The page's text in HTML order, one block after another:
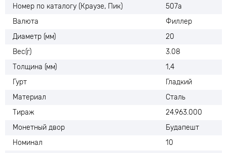
Номер по каталогу (Краузе, Пик)
507а
Валюта
Филлер
Диаметр (мм)
20
Вес(г)
3.08
Толщина (мм)
1,4
Гурт
Гладкий
Материал
Сталь
Тираж
24.963.000
Монетный двор
Будапешт
Номинал
10